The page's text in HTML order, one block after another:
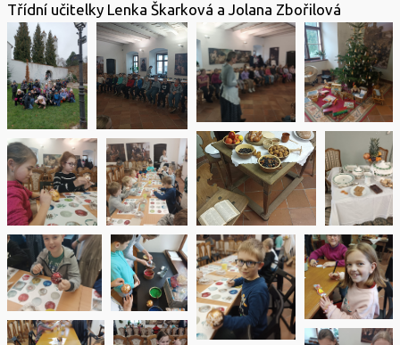
Třídní učitelky Lenka Škarková a Jolana Zbořilová